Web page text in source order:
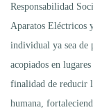
Responsabilidad
Aparatos Eléctricos
individual ya sea de
acopiados en
finalidad de reducir
humana,